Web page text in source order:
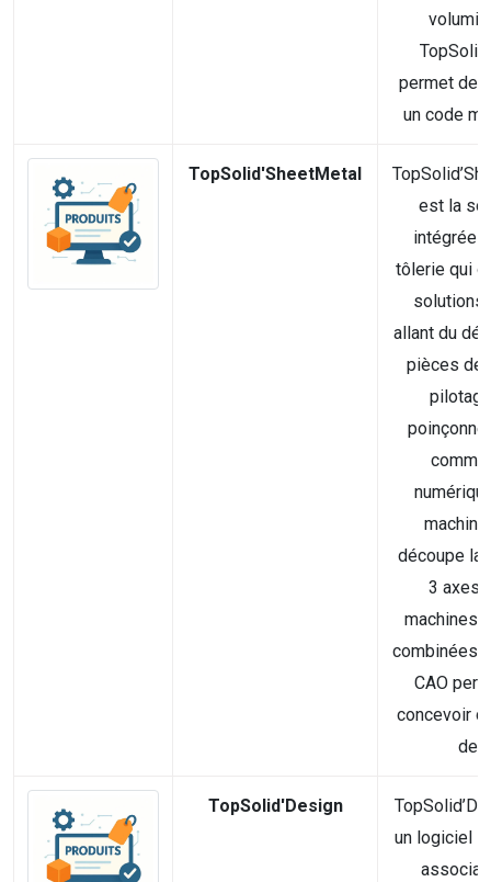
permet de
un code
TopSolid'SheetMetal
est la
intégrée
tôlerie qui
solutions
allant du
pièces de
découpe
3 axes)
machines
combinées.
CAO
concevoir
de...
TopSolid'Design
un logiciel